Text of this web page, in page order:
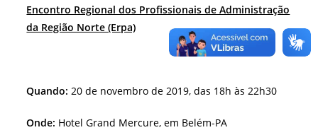
Encontro Regional dos Profissionais de Administração
da Região Norte (Erpa)
Quando: 20 de novembro de 2019, das 18h às 22h30
Onde: Hotel Grand Mercure, em Belém-PA